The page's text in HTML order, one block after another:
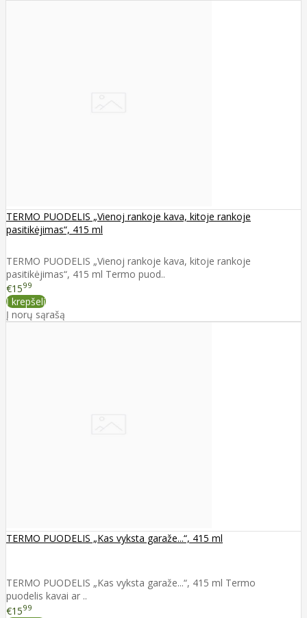
TERMO PUODELIS „Vienoj rankoje kava, kitoje rankoje
pasitikėjimas“, 415 ml
TERMO PUODELIS „Vienoj rankoje kava, kitoje rankoje
pasitikėjimas“, 415 ml Termo puod..
€1599
Į krepšelį
Į norų sąrašą
TERMO PUODELIS „Kas vyksta garaže...“, 415 ml
TERMO PUODELIS „Kas vyksta garaže...“, 415 ml Termo
puodelis kavai ar ..
€1599